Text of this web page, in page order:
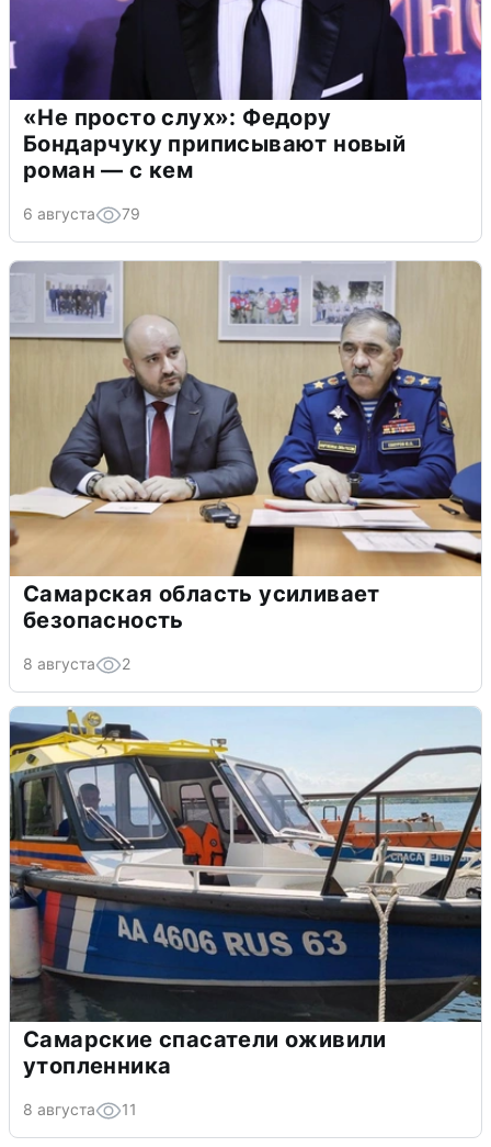
«Не просто слух»: Федору
Бондарчуку приписывают новый
роман — с кем
6 августа 79
Самарская область усиливает
безопасность
8 августа 2
Самарские спасатели оживили
утопленника
8 августа 11